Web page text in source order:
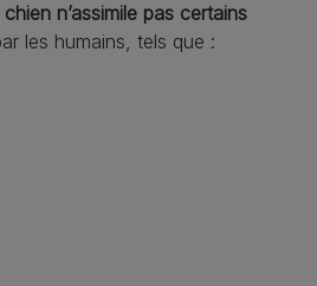
n’assimile pas certains
les humains, tels que :